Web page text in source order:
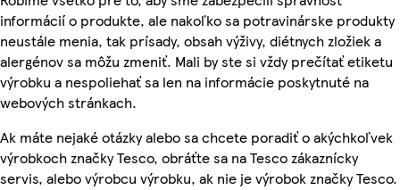
informácií o produkte, ale nakoľko sa potravinárske produkty
neustále menia, tak prísady, obsah výživy, diétnych zložiek a
alergénov sa môžu zmeniť. Mali by ste si vždy prečítať etiketu
výrobku a nespoliehať sa len na informácie poskytnuté na
webových stránkach.
Ak máte nejaké otázky alebo sa chcete poradiť o akýchkoľvek
výrobkoch značky Tesco, obráťte sa na Tesco zákaznícky
servis, alebo výrobcu výrobku, ak nie je výrobok značky Tesco.